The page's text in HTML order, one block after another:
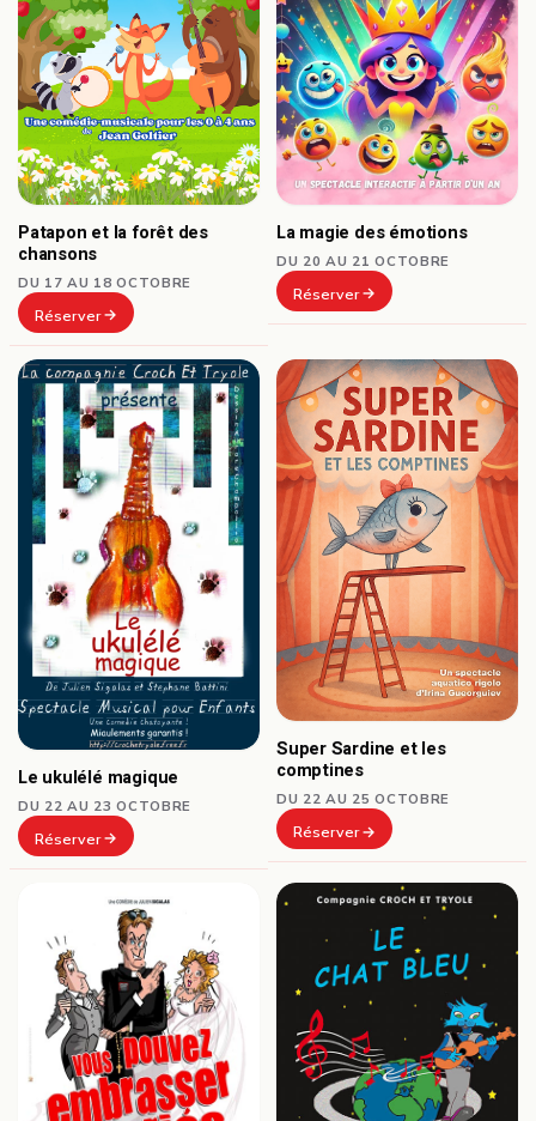
Patapon et la forêt des
chansons
DU 17 AU 18 OCTOBRE
Réserver
La magie des émotions
DU 20 AU 21 OCTOBRE
Réserver
Le ukulélé magique
DU 22 AU 23 OCTOBRE
Réserver
Super Sardine et les
comptines
DU 22 AU 25 OCTOBRE
Réserver